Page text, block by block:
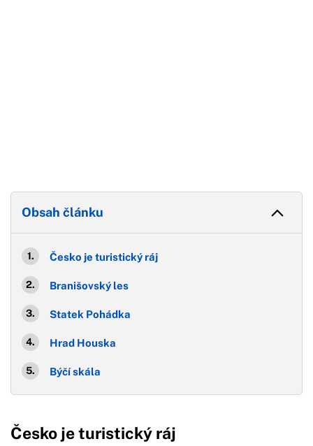
Obsah článku
Česko je turistický ráj
Branišovský les
Statek Pohádka
Hrad Houska
Býčí skála
Česko je turistický ráj